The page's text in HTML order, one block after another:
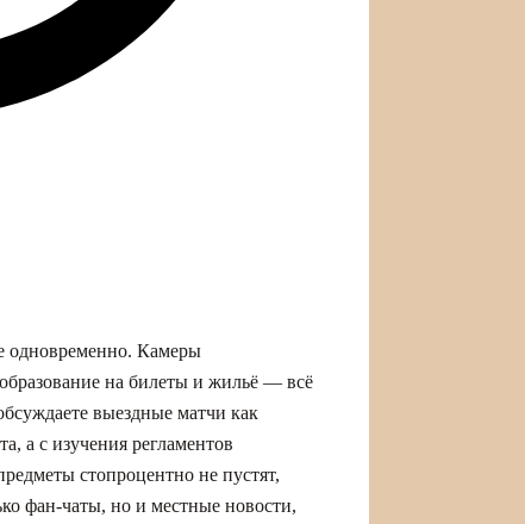
одновременно. Камеры
на билеты и жильё — всё
выездные матчи как
а с изучения регламентов
стопроцентно не пустят,
фан‑чаты, но и местные новости,